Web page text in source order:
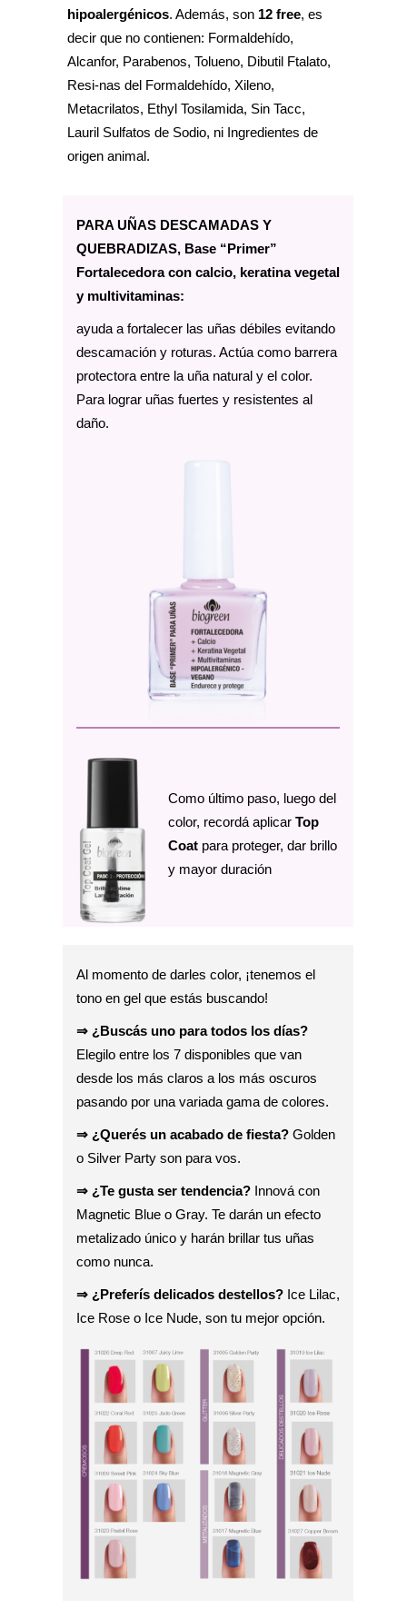
hipoalergénicos. Además, son 12 free, es
decir que no contienen: Formaldehído,
Alcanfor, Parabenos, Tolueno, Dibutil Ftalato,
Resi-nas del Formaldehído, Xileno,
Metacrilatos, Ethyl Tosilamida, Sin Tacc,
Lauril Sulfatos de Sodio, ni Ingredientes de
origen animal.
PARA UÑAS DESCAMADAS Y
QUEBRADIZAS, Base “Primer”
Fortalecedora con calcio, keratina vegetal
y multivitaminas:
ayuda a fortalecer las uñas débiles evitando
descamación y roturas. Actúa como barrera
protectora entre la uña natural y el color.
Para lograr uñas fuertes y resistentes al
daño.
Como último paso, luego del
color, recordá aplicar Top
Coat para proteger, dar brillo
y mayor duración
Al momento de darles color, ¡tenemos el
tono en gel que estás buscando!
⇒ ¿ Buscás uno para todos los días?
Elegilo entre los 7 disponibles que van
desde los más claros a los más oscuros
pasando por una variada gama de colores.
⇒ ¿Querés un acabado de fiesta? Golden
o Silver Party son para vos.
⇒ ¿Te gusta ser tendencia? Innová con
Magnetic Blue o Gray. Te darán un efecto
metalizado único y harán brillar tus uñas
como nunca.
⇒ ¿Preferís delicados destellos? Ice Lilac,
Ice Rose o Ice Nude, son tu mejor opción.